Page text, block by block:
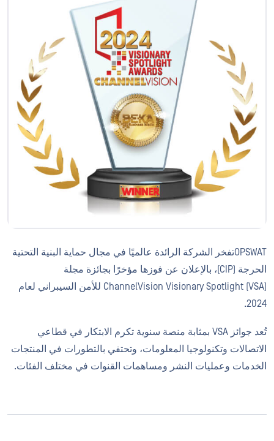
OPSWATتفخر الشركة الرائدة عالميًا في مجال حماية البنية التحتية
الحرجة (CIP)، بالإعلان عن فوزها مؤخرًا بجائزة مجلة
ChannelVision Visionary Spotlight (VSA) للأمن السيبراني لعام
2024.
تُعد جوائز VSA بمثابة منصة سنوية تكرم الابتكار في قطاعي
الاتصالات وتكنولوجيا المعلومات، وتحتفي بالتطورات في المنتجات
الخدمات وعمليات النشر ومساهمات القنوات في مختلف الفئات.